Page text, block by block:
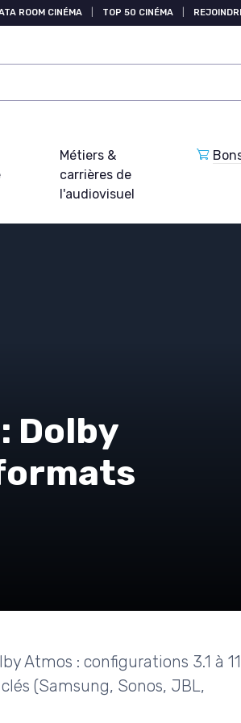
ROOM CINÉMA TOP 50 CINÉMA
Métiers &
carrières de
l'audiovisuel
Dolby
Atmos : configurations 3.1 à
(Samsung, Sonos, JBL,